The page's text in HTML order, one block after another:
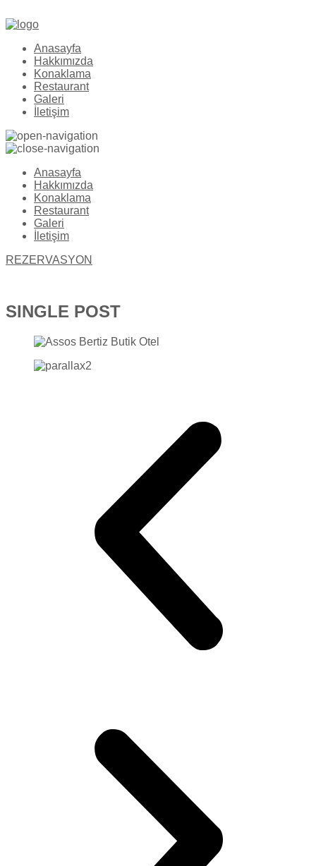
Anasayfa
Hakkımızda
Konaklama
Restaurant
Galeri
İletişim
Anasayfa
Hakkımızda
Konaklama
Restaurant
Galeri
İletişim
REZERVASYON
SINGLE POST